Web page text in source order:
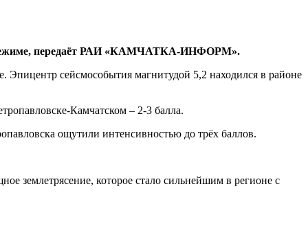
режиме, передаёт РАИ «КАМЧАТКА-ИНФОРМ».
сейсмособытия магнитудой 5,2 находился в районе
Камчатском – 2-3 балла.
ощутили интенсивностью до трёх баллов.
землетрясение, которое стало сильнейшим в регионе с